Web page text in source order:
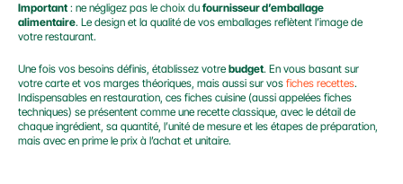
Important : ne négligez pas le choix du fournisseur d’emballage
alimentaire. Le design et la qualité de vos emballages reflètent l’image de
votre restaurant.
Une fois vos besoins définis, établissez votre budget. En vous basant sur
votre carte et vos marges théoriques, mais aussi sur vos fiches recettes.
Indispensables en restauration, ces fiches cuisine (aussi appelées fiches
techniques) se présentent comme une recette classique, avec le détail de
chaque ingrédient, sa quantité, l’unité de mesure et les étapes de préparation,
mais avec en prime le prix à l’achat et unitaire.